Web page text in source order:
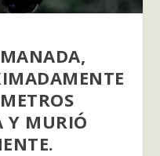
Y MURIÓ